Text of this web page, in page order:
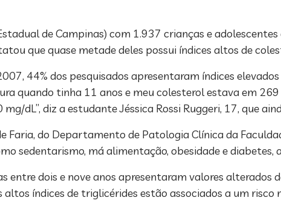
de Campinas) com 1.937 crianças e
que quase metade deles possui índices altos de
44% dos pesquisados apresentaram índices
quando tinha 11 anos e meu colesterol estava em
dL”, diz a estudante Jéssica Rossi Ruggeri, 17, que
Faria, do Departamento de Patologia Clínica da
sedentarismo, má alimentação, obesidade e diabetes,
entre dois e nove anos apresentaram valores alterados
índices de triglicérides estão associados a um risco